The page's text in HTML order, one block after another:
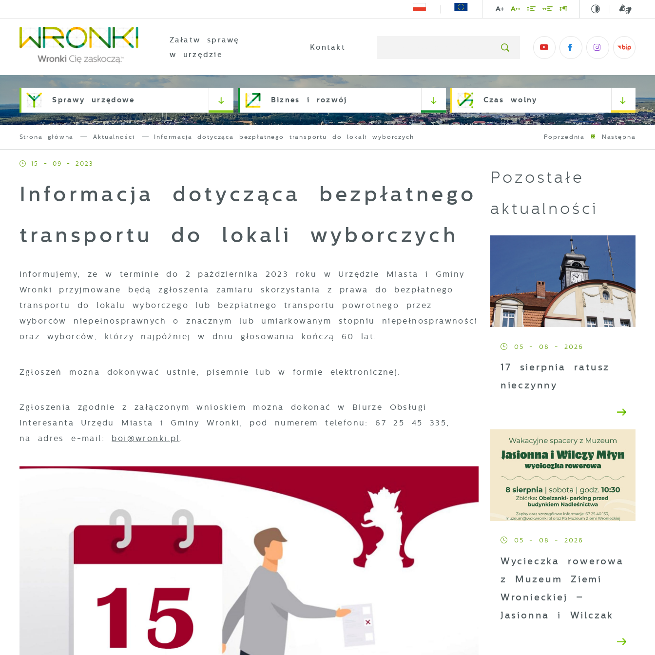
Załatw sprawę
w urzędzie
Kontakt
Sprawy urzędowe Biznes i rozwój Czas wolny
Strona główna Aktualności Informacja dotycząca bezpłatnego transportu do lokali wyborczych Poprzednia Następna
15 - 09 - 2023
Informacja dotycząca bezpłatnego
transportu do lokali wyborczych
Informujemy, że w terminie do 2 października 2023 roku w Urzędzie Miasta i Gminy
Wronki przyjmowane będą zgłoszenia zamiaru skorzystania z prawa do bezpłatnego
transportu do lokalu wyborczego lub bezpłatnego transportu powrotnego przez
wyborców niepełnosprawnych o znacznym lub umiarkowanym stopniu niepełnosprawności
oraz wyborców, którzy najpóźniej w dniu głosowania kończą 60 lat.
Zgłoszeń można dokonywać ustnie, pisemnie lub w formie elektronicznej.
Zgłoszenia zgodnie z załączonym wnioskiem można dokonać w Biurze Obsługi
Interesanta Urzędu Miasta i Gminy Wronki, pod numerem telefonu: 67 25 45 335,
na adres e-mail: boi@wronki.pl .
Pozostałe
aktualności
05 - 08 - 2026
17 sierpnia ratusz
nieczynny
05 - 08 - 2026
Wycieczka rowerowa
z Muzeum Ziemi
Wronieckiej –
Jasionna i Wilczak
Ustawienia